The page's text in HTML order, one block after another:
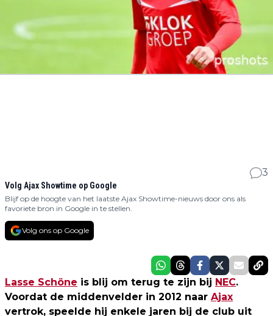
3
Volg Ajax Showtime op Google
Blijf op de hoogte van het laatste Ajax Showtime-nieuws door ons als
favoriete bron in Google in te stellen.
Volg ons op Google
Lasse Schöne is blij om terug te zijn bij NEC.
Voordat de middenvelder in 2012 naar Ajax
vertrok, speelde hij enkele jaren bij de club uit